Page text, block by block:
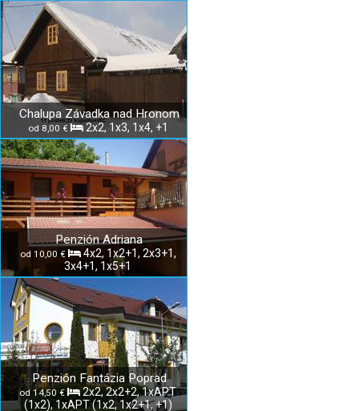
Chalupa Závadka nad Hronom
od 8,00 € 2x2, 1x3, 1x4, +1
Penzión Adriana
od 10,00 €
4x2, 1x2+1, 2x3+1,
3x4+1, 1x5+1
Penzión Fantázia Poprad
od 14,50 €
2x2, 2x2+2, 1xAPT
(1x2), 1xAPT (1x2, 1x2+1, +1)